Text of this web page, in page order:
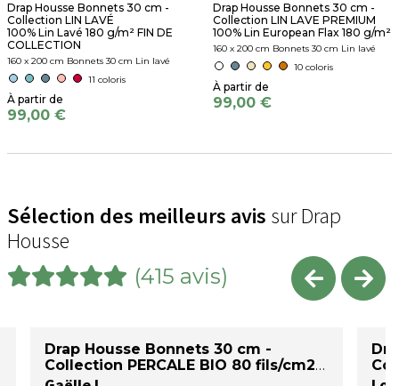
Drap Housse Bonnets 30 cm -
Collection LIN LAVÉ
100% Lin Lavé 180 g/m² FIN DE
COLLECTION
160 x 200 cm Bonnets 30 cm Lin lavé
11 coloris
99,00 €
Drap Housse Bonnets 30 cm -
Collection LIN LAVE PREMIUM
100% Lin European Flax 180 g/m²
160 x 200 cm Bonnets 30 cm Lin lavé
10 coloris
99,00 €
Sélection des meilleurs avis sur Drap
Housse
(415 avis)
Drap Housse Bonnets 30 cm -
Collection PERCALE BIO 80 fils/cm2